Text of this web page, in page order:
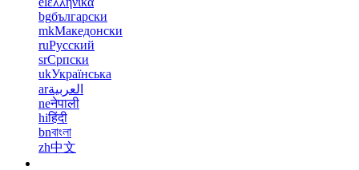
bgбългарски
mkМакедонски
ruРусский
srСрпски
ukУкраїнська
arالعربية
neनेपाली
hiहिंदी
bnবাংলা
zh中文